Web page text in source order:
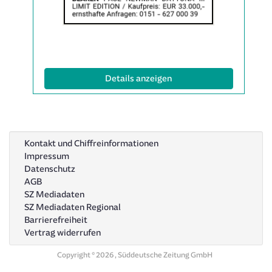
Anzeige
2065285
Details anzeigen(ID: 2065285)
Kontakt und Chiffreinformationen
Impressum
Datenschutz
AGB
SZ Mediadaten
SZ Mediadaten Regional
Barrierefreiheit
Vertrag widerrufen
Copyright © 2026 , Süddeutsche Zeitung GmbH